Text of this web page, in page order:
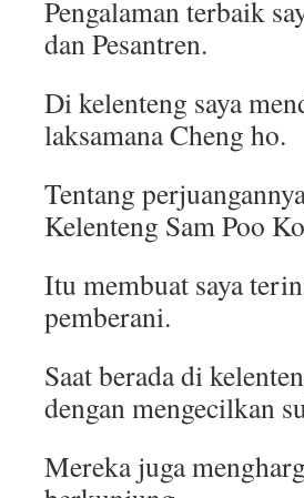
Pengalaman terbaik
dan Pesantren.
Di kelenteng saya
laksamana Cheng ho.
Tentang
Kelenteng Sam Poo
Itu membuat saya
pemberani.
Saat berada di
dengan mengecilkan
Mereka juga